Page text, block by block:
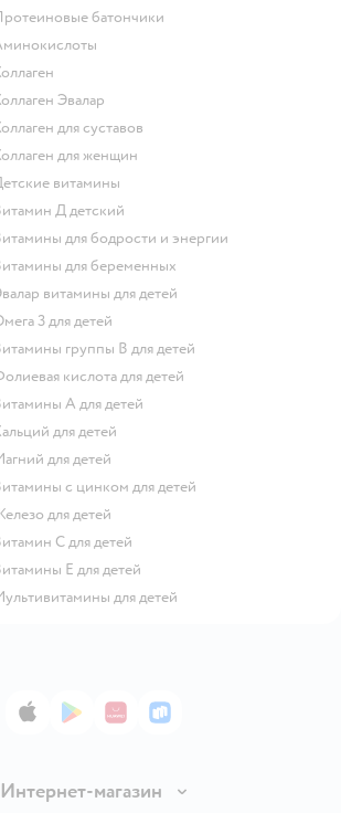
Протеиновые батончики
Аминокислоты
Коллаген
Коллаген Эвалар
Коллаген для суставов
Коллаген для женщин
Детские витамины
Витамин Д детский
Витамины для бодрости и энергии
Витамины для беременных
Эвалар витамины для детей
Омега 3 для детей
Витамины группы В для детей
Фолиевая кислота для детей
Витамины А для детей
Кальций для детей
Магний для детей
Витамины с цинком для детей
Железо для детей
Витамин С для детей
Витамины Е для детей
Мультивитамины для детей
App StoreGoogle Play
AppGallery
RuStore
Интернет-магазин